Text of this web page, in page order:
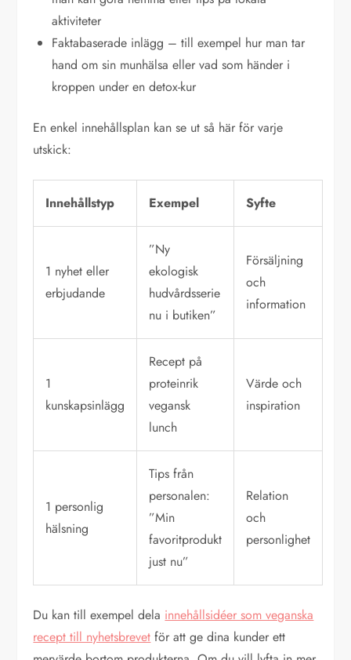
aktiviteter
Faktabaserade inlägg – till exempel hur man tar
hand om sin munhälsa eller vad som händer i
kroppen under en detox-kur
En enkel innehållsplan kan se ut så här för varje
utskick:
Innehållstyp Exempel Syfte
1 nyhet eller
erbjudande
”Ny
ekologisk
hudvårdsserie
nu i butiken”
Försäljning
och
information
1
kunskapsinlägg
Recept på
proteinrik
vegansk
lunch
Värde och
inspiration
1 personlig
hälsning
Tips från
personalen:
”Min
favoritprodukt
just nu”
Relation
och
personlighet
Du kan till exempel dela innehållsidéer som veganska
recept till nyhetsbrevet för att ge dina kunder ett